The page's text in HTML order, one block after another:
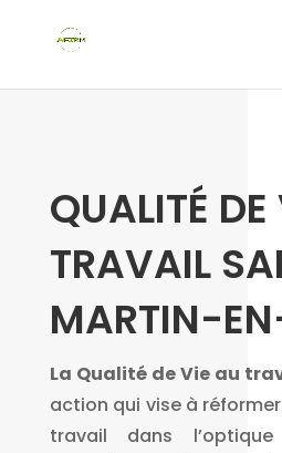
QUALITÉ
TRAVAIL
MARTIN-
La Qualité de Vie au
action qui vise à
travail dans l’optique